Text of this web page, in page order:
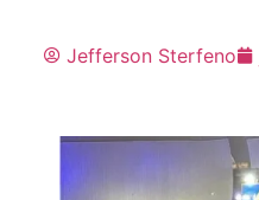
Jefferson Sterfeno